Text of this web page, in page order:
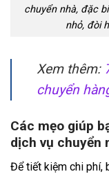
chuyển nhà, đặc
nhỏ, đòi
Xem thêm:
chuyển
Các mẹo giúp
dịch vụ chuyển
Để tiết kiệm chi phí,